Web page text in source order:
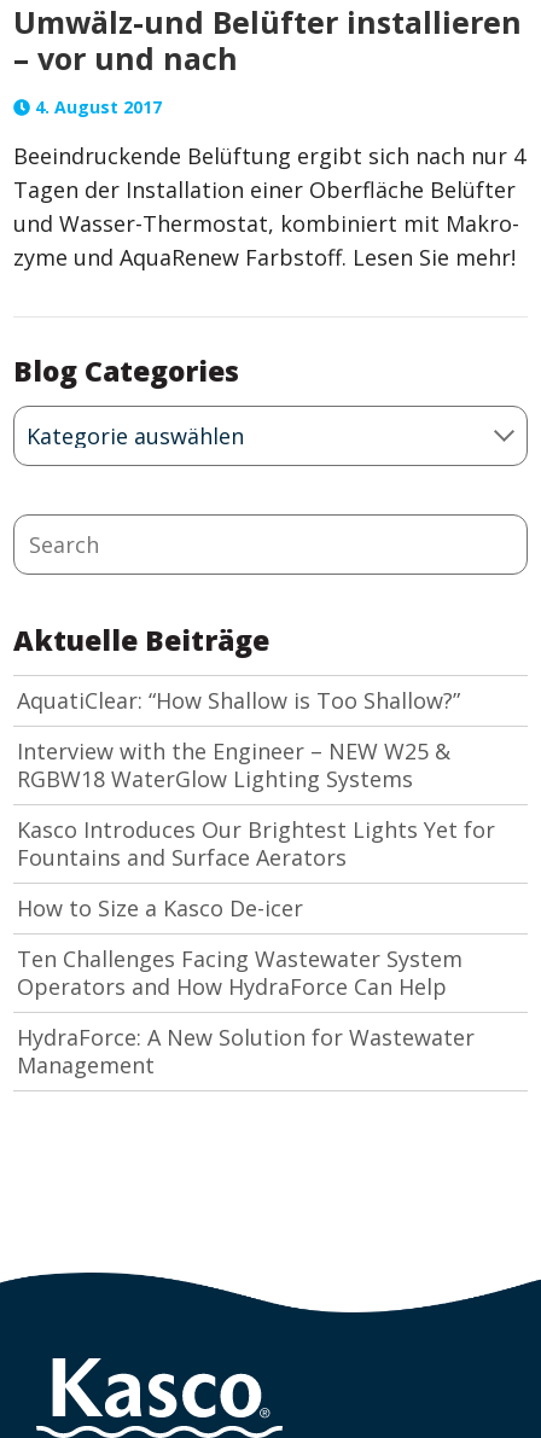
Umwälz-und Belüfter installieren
– vor und nach
4. August 2017
Beeindruckende Belüftung ergibt sich nach nur 4
Tagen der Installation einer Oberfläche Belüfter
und Wasser-Thermostat, kombiniert mit Makro-
zyme und AquaRenew Farbstoff. Lesen Sie mehr!
Blog Categories
Blog
Categories
Search
Aktuelle Beiträge
AquatiClear: “How Shallow is Too Shallow?”
Interview with the Engineer – NEW W25 &
RGBW18 WaterGlow Lighting Systems
Kasco Introduces Our Brightest Lights Yet for
Fountains and Surface Aerators
How to Size a Kasco De-icer
Ten Challenges Facing Wastewater System
Operators and How HydraForce Can Help
HydraForce: A New Solution for Wastewater
Management